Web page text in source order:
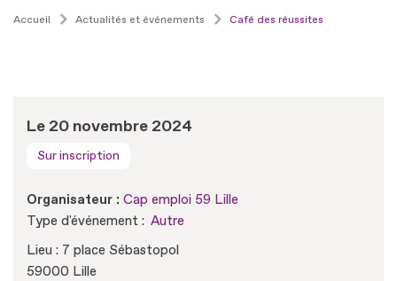
Accueil Actualités et événements Café des réussites
Le 20 novembre 2024
Sur inscription
Organisateur : Cap emploi 59 Lille
Type d'événement : Autre
Lieu : 7 place Sébastopol
59000 Lille